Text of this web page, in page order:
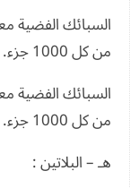
من كل 1000 جزء.
من كل 1000 جزء.
هـ – البلاتين :